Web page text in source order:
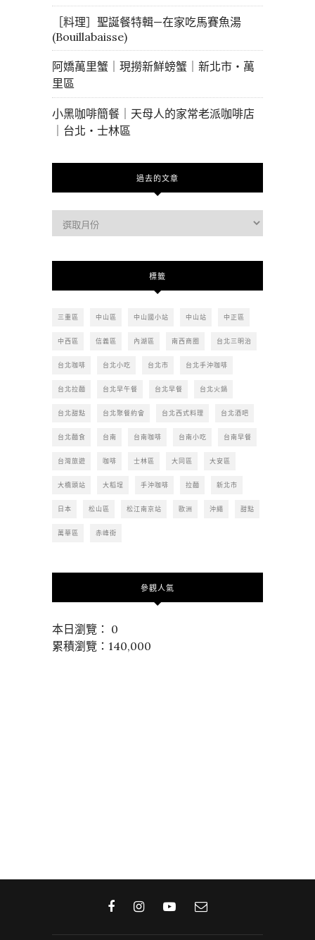
［料理］聖誕餐特輯—在家吃馬賽魚湯
(Bouillabaisse)
阿嬌萬里蟹｜現撈新鮮螃蟹｜新北市・萬
里區
小黑咖啡簡餐｜天母人的家常老派咖啡店
｜台北・士林區
過去的文章
去
標籤
三重區 中山區 中山國小站 中山站 中正區
中西區 信義區 內湖區 南西商圈 台北三明治
台北咖啡 台北小吃 台北市 台北手沖咖啡
台北拉麵 台北早午餐 台北早餐 台北火鍋
台北甜點 台北聚餐約會 台北西式料理 台北酒吧
台北麵食 台南 台南咖啡 台南小吃 台南早餐
台灣旅遊 咖啡 士林區 大同區 大安區
大橋頭站 大稻埕 手沖咖啡 拉麵 新北市
日本 松山區 松江南京站 歐洲 沖繩 甜點
萬華區 赤峰街
參觀人氣
本日瀏覽： 0
累積瀏覽：140,000